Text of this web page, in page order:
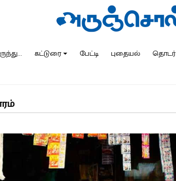
கட்டுரை பேட்டி புதையல் தொடர்